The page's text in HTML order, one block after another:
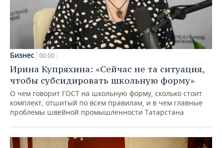
Бизнес 00:00
Ирина Купряхина: «Сейчас не та ситуация,
чтобы субсидировать школьную форму»
О чем говорит ГОСТ на школьную форму, сколько стоит
комплект, отшитый по всем правилам, и в чем главные
проблемы швейной промышленности Татарстана